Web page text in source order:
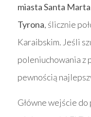
miasta Santa
Tyrona, ślicznie
Karaibskim. Jeśli
poleniuchowania z
pewnością
Główne wejście